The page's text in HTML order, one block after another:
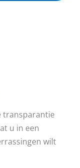
transparantie
u in een
wilt